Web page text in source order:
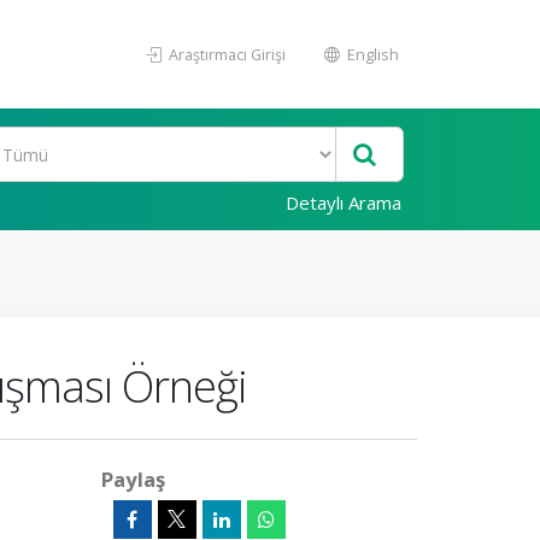
Araştırmacı Girişi English
Detaylı Arama
Örneği
Paylaş